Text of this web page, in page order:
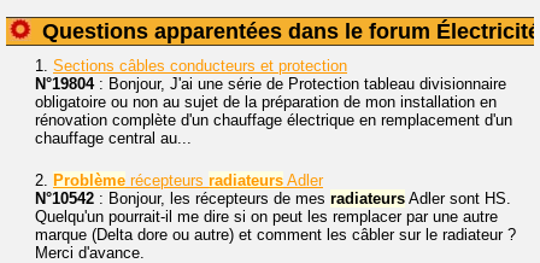
Questions apparentées dans le forum Électricité
1. Sections câbles conducteurs et protection
N°19804: Bonjour, J'ai une série de Protection tableau divisionnaire
obligatoire ou non au sujet de la préparation de mon installation en
rénovation complète d'un chauffage électrique en remplacement d'un
chauffage central au...
2. Problème récepteurs radiateurs Adler
N°10542 : Bonjour, les récepteurs de mes radiateurs Adler sont HS.
Quelqu'un pourrait-il me dire si on peut les remplacer par une autre
marque (Delta dore ou autre) et comment les câbler sur le radiateur ?
Merci d'avance.